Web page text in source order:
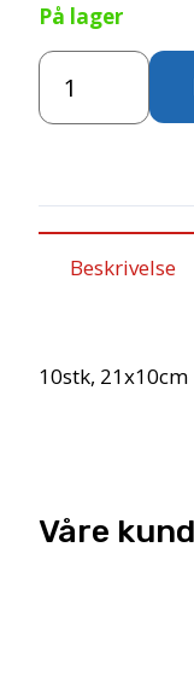
På lager
Grytevott
Barn
Beskrivelse
10stk, 21x10cm
Våre